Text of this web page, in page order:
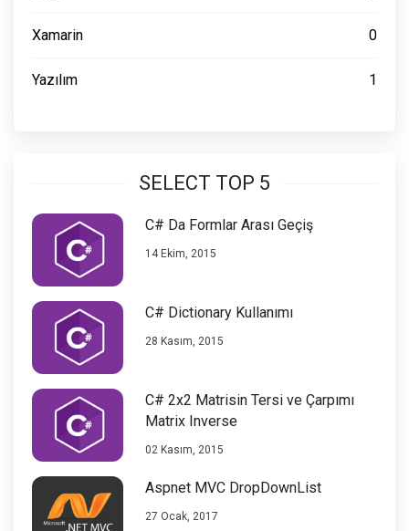
Xamarin 0
Yazılım 1
SELECT TOP 5
C# Da Formlar Arası Geçiş
14 Ekim, 2015
C# Dictionary Kullanımı
28 Kasım, 2015
C# 2x2 Matrisin Tersi ve Çarpımı
Matrix Inverse
02 Kasım, 2015
Aspnet MVC DropDownList
27 Ocak, 2017